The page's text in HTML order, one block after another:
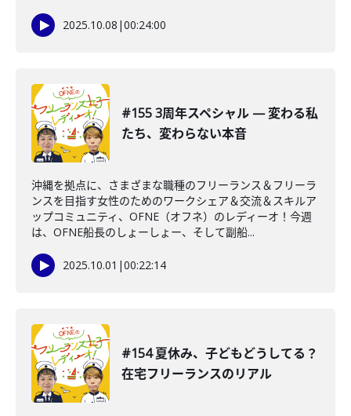
2025.10.08 |00:24:00
#155 3周年スペシャル — 変わる私
たち、変わらない本音
沖縄を拠点に、さまざまな職種のフリーランス＆フリーラ
ンスを目指す女性のためのワークシェア＆交流＆スキルア
ップコミュニティ、OFNE（オフネ）のレディーオ！今週
は、OFNE船長のしょーしょー、そして副船...
2025.10.01 |00:22:14
#154 夏休み、子どもどうしてる？
在宅フリーランスのリアル